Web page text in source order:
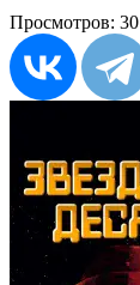
Просмотров: 30